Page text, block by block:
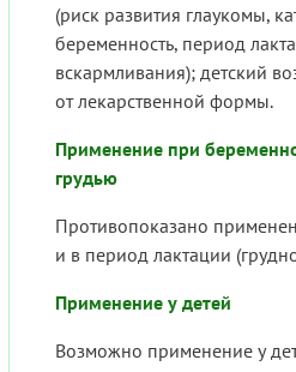
(риск развития глаукомы,
беременность, период
вскармливания); детский
от лекарственной формы.
Применение при
грудью
Противопоказано
и в период лактации
Применение у детей
Возможно применение у